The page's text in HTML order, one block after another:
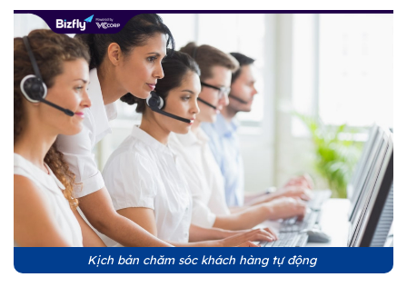
Kịch bản chăm sóc khách hàng tự động